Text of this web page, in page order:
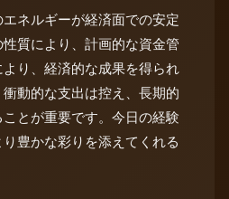
ネルギーが経済面での安定
質により、計画的な資金管
り、経済的な成果を得られ
動的な支出は控え、長期的
とが重要です。今日の経験
豊かな彩りを添えてくれる